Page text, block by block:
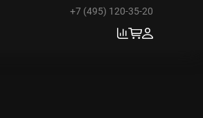
+7 (495) 120-35-20